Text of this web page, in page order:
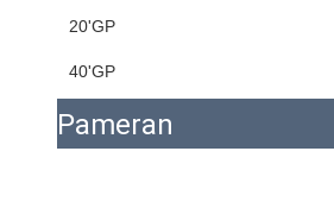
20'GP
40'GP
Pameran